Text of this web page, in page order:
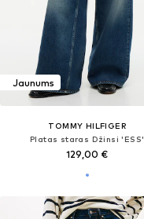
Jaunums
TOMMY HILFIGER
Platas staras Džinsi 'ESS'
129,00 €